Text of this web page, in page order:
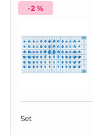
-2 %
Set